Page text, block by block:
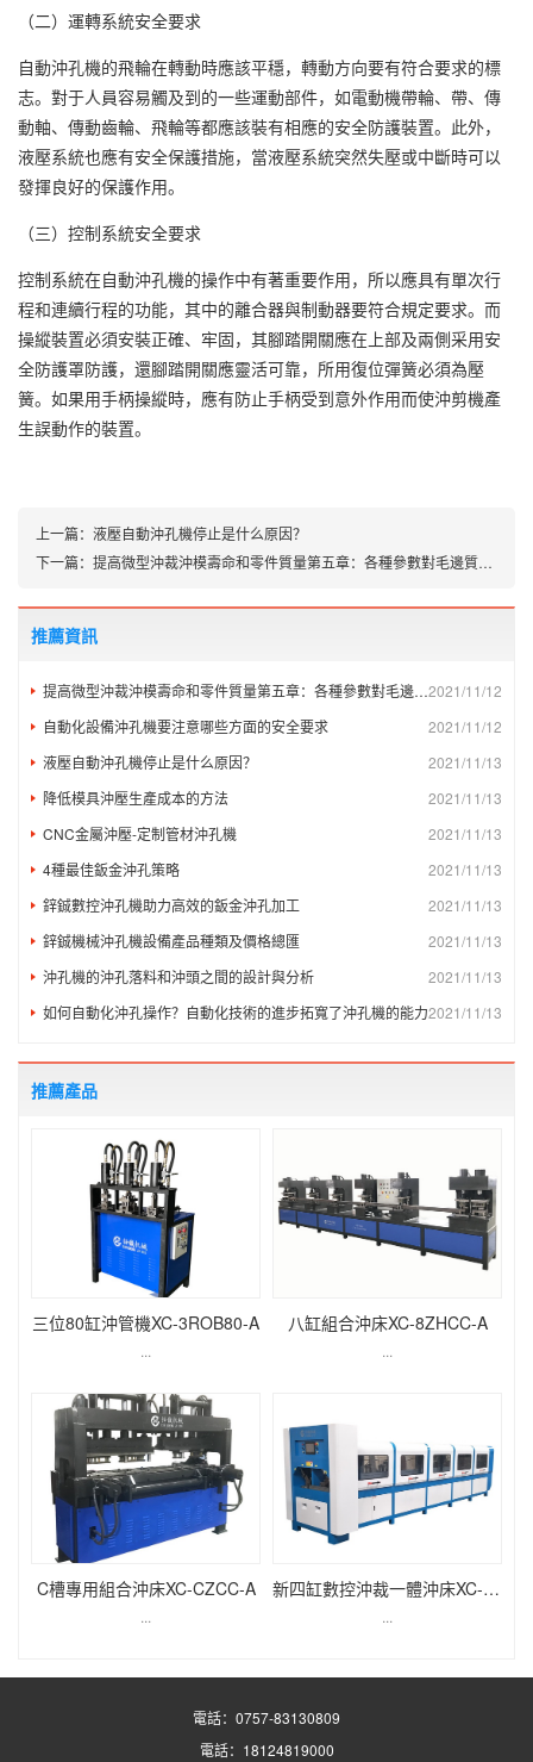
（二）運轉系統安全要求
自動沖孔機的飛輪在轉動時應該平穩，轉動方向要有符合要求的標
志。對于人員容易觸及到的一些運動部件，如電動機帶輪、帶、傳
動軸、傳動齒輪、飛輪等都應該裝有相應的安全防護裝置。此外，
液壓系統也應有安全保護措施，當液壓系統突然失壓或中斷時可以
發揮良好的保護作用。
（三）控制系統安全要求
控制系統在自動沖孔機的操作中有著重要作用，所以應具有單次行
程和連續行程的功能，其中的離合器與制動器要符合規定要求。而
操縱裝置必須安裝正確、牢固，其腳踏開關應在上部及兩側采用安
全防護罩防護，還腳踏開關應靈活可靠，所用復位彈簧必須為壓
簧。如果用手柄操縱時，應有防止手柄受到意外作用而使沖剪機產
生誤動作的裝置。
上一篇： 液壓自動沖孔機停止是什么原因？
下一篇： 提高微型沖裁沖模壽命和零件質量第五章：各種參數對毛邊質量和沖頭載荷/應力的影響
推薦資訊
2021/11/12
提高微型沖裁沖模壽命和零件質量第五章：各種參數對毛邊質量和沖頭載荷/應力的影響
2021/11/12
自動化設備沖孔機要注意哪些方面的安全要求
2021/11/13
液壓自動沖孔機停止是什么原因？
2021/11/13
降低模具沖壓生產成本的方法
2021/11/13
CNC金屬沖壓-定制管材沖孔機
2021/11/13
4種最佳鈑金沖孔策略
2021/11/13
鋅鋮數控沖孔機助力高效的鈑金沖孔加工
2021/11/13
鋅鋮機械沖孔機設備產品種類及價格總匯
2021/11/13
沖孔機的沖孔落料和沖頭之間的設計與分析
2021/11/13
如何自動化沖孔操作？自動化技術的進步拓寬了沖孔機的能力
推薦產品
三位80缸沖管機XC-3ROB80-A
...
八缸組合沖床XC-8ZHCC-A
...
C槽專用組合沖床XC-CZCC-A
...
新四缸數控沖裁一體沖床XC-SKDQ125-B
...
電話：0757-83130809
電話：18124819000